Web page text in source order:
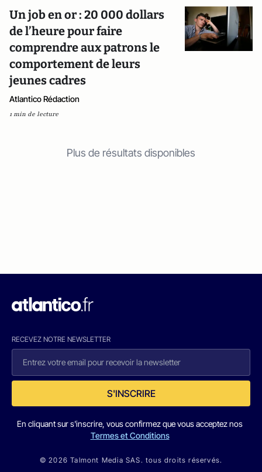
Un job en or : 20 000 dollars
de l’heure pour faire
comprendre aux patrons le
comportement de leurs
jeunes cadres
Atlantico Rédaction
1 min de lecture
Plus de résultats disponibles
RECEVEZ NOTRE NEWSLETTER
S'INSCRIRE
En cliquant sur s'inscrire, vous confirmez que vous acceptez nos
Termes et Conditions
© 2026 Talmont Media SAS. tous droits réservés.